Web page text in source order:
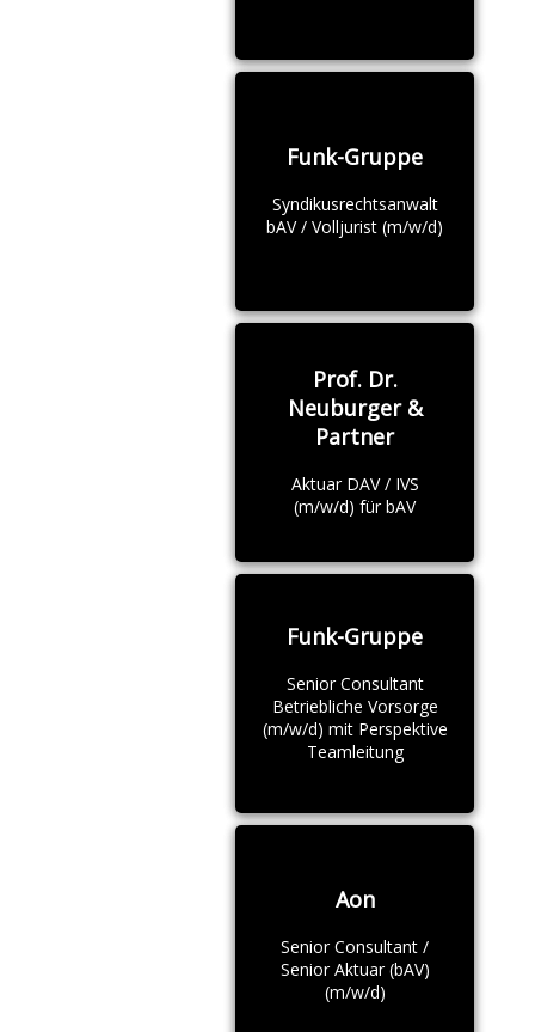
Funk-Gruppe
Syndikusrechtsanwalt
bAV / Volljurist (m/w/d)
Prof. Dr.
Neuburger &
Partner
Aktuar DAV / IVS
(m/w/d) für bAV
Funk-Gruppe
Senior Consultant
Betriebliche Vorsorge
(m/w/d) mit Perspektive
Teamleitung
Aon
Senior Consultant /
Senior Aktuar (bAV)
(m/w/d)